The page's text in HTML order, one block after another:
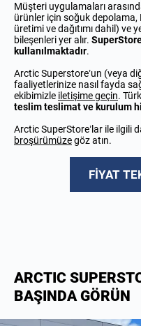
Müşteri uygulamaları
ürünler için soğuk depolama,
üretimi ve dağıtımı dahil) ve
bileşenleri yer alır.
kullanılmaktadır.
Arctic Superstore’un (veya
faaliyetlerinize nasıl fayda
ekibimizle iletişime geçin.
teslim teslimat ve kurulum
Arctic SuperStore’lar ile ilgili
broşürümüzegöz atın.
FİYAT
ARCTIC
BAŞINDA GÖRÜN